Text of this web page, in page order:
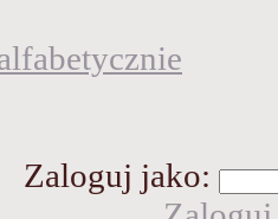
Zaloguj jako: